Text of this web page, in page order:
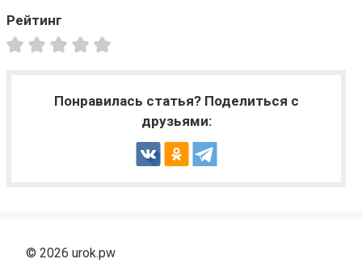
Рейтинг
Понравилась статья? Поделиться с
друзьями:
© 2026 urok.pw